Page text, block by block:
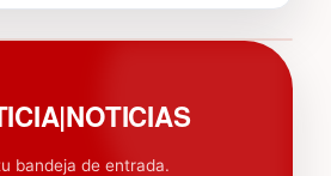
bandeja de entrada.